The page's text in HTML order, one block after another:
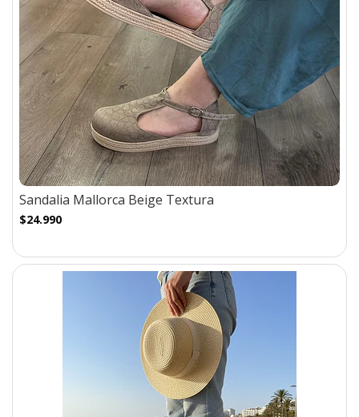
Sandalia Mallorca Beige Textura
$24.990